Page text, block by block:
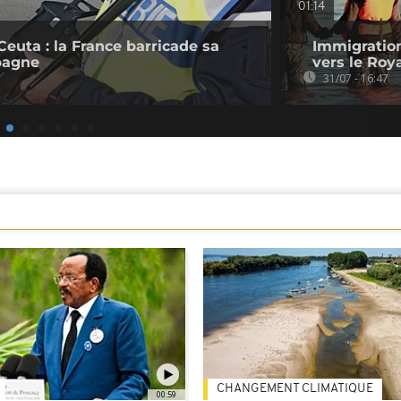
: la France barricade sa
01:14
vers le
31/07 - 16:47
00:59 CHANGEMENT CLIMATIQUE